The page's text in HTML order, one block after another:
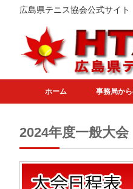
広島県テニス協会公式サイト
ホーム 事務局か
2024年度一般大会